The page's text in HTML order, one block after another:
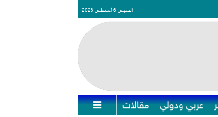
الخميس 6 أغسطس 2026
عربي ودولي مقالات 